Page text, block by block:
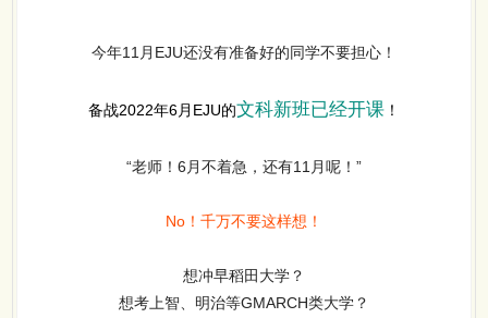
今年11月EJU还没有准备好的同学不要担心！
备战2022年6月EJU的文科新班已经开课 ！
“老师！6月不着急，还有11月呢！”
No！千万不要这样想！
想冲早稻田大学？
想考上智、明治等GMARCH类大学？